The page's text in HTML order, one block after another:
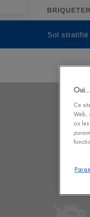
Sol stratifié
Ce
Web,
ou